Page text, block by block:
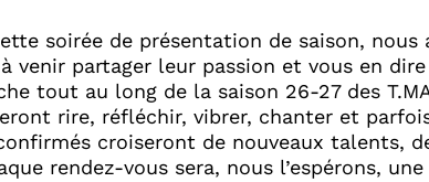
soirée de présentation de saison,
venir partager leur passion et vous en
tout au long de la saison 26-27 des
rire, réfléchir, vibrer, chanter et
croiseront de nouveaux talents,
rendez-vous sera, nous l’espérons,